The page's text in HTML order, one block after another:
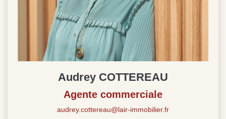
Audrey COTTEREAU
Agente commerciale
audrey.cottereau@lair-immobilier.fr